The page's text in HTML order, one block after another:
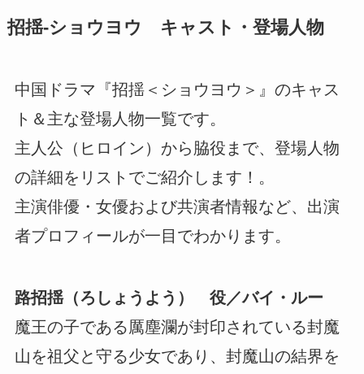
招揺-ショウヨウ キャスト・登場人物
中国ドラマ『招揺＜ショウヨウ＞』のキャス
ト＆主な登場人物一覧です。
主人公（ヒロイン）から脇役まで、登場人物
の詳細をリストでご紹介します！。
主演俳優・女優および共演者情報など、出演
者プロフィールが一目でわかります。
路招揺（ろしょうよう） 役／バイ・ルー
魔王の子である厲塵瀾が封印されている封魔
山を祖父と守る少女であり、封魔山の結界を